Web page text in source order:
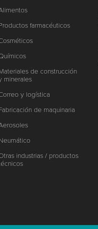
farmacéuticos
de construcción
minerales
y logística
de maquinaria
industrias / productos